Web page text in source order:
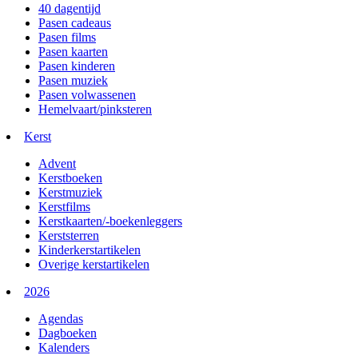
40 dagentijd
Pasen cadeaus
Pasen films
Pasen kaarten
Pasen kinderen
Pasen muziek
Pasen volwassenen
Hemelvaart/pinksteren
Kerst
Advent
Kerstboeken
Kerstmuziek
Kerstfilms
Kerstkaarten/-boekenleggers
Kerststerren
Kinderkerstartikelen
Overige kerstartikelen
2026
Agendas
Dagboeken
Kalenders